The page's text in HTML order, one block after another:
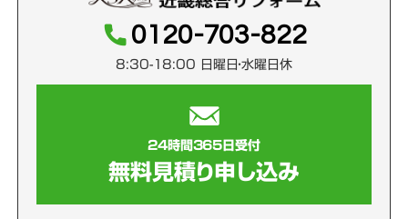
0120-703-822
8:30-18:00 日曜日・水曜日休
24時間365日受付
無料見積り申し込み